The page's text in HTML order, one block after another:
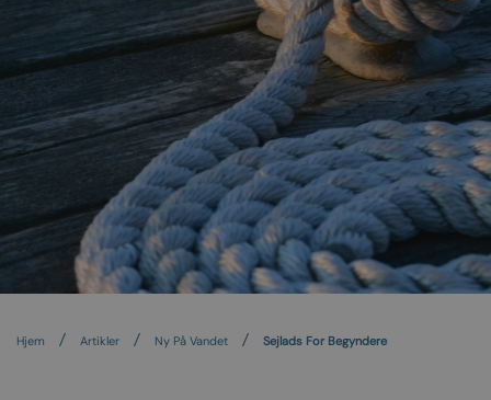
Hjem Artikler Ny På Vandet Sejlads For Begyndere